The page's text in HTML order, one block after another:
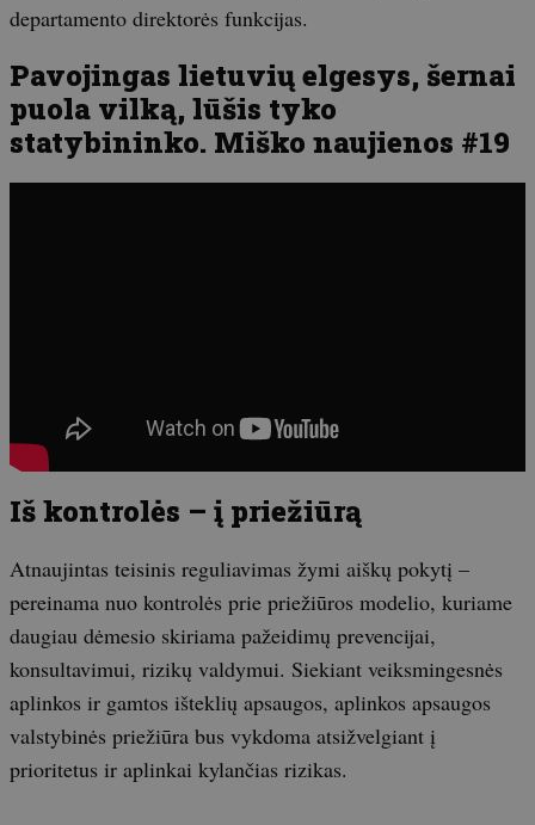
departamento direktorės funkcijas.
Pavojingas lietuvių elgesys, šernai
puola vilką, lūšis tyko
statybininko. Miško naujienos #19
Iš kontrolės – į priežiūrą
Atnaujintas teisinis reguliavimas žymi aiškų pokytį –
pereinama nuo kontrolės prie priežiūros modelio, kuriame
daugiau dėmesio skiriama pažeidimų prevencijai,
konsultavimui, rizikų valdymui. Siekiant veiksmingesnės
aplinkos ir gamtos išteklių apsaugos, aplinkos apsaugos
valstybinės priežiūra bus vykdoma atsižvelgiant į
prioritetus ir aplinkai kylančias rizikas.